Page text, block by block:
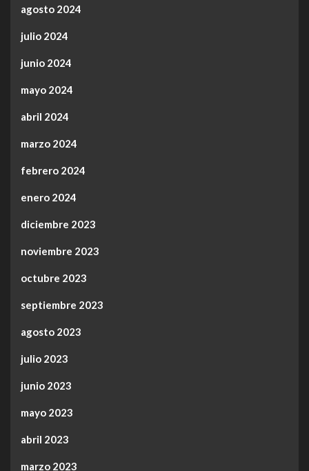
agosto 2024
julio 2024
junio 2024
mayo 2024
abril 2024
marzo 2024
febrero 2024
enero 2024
diciembre 2023
noviembre 2023
octubre 2023
septiembre 2023
agosto 2023
julio 2023
junio 2023
mayo 2023
abril 2023
marzo 2023